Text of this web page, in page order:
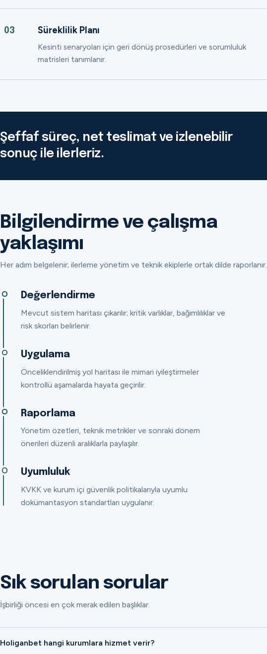
03 Süreklilik Planı
Kesinti senaryoları için geri dönüş prosedürleri ve sorumluluk
matrisleri tanımlanır.
Şeffaf süreç, net teslimat ve izlenebilir
sonuç ile ilerleriz.
Bilgilendirme ve çalışma
yaklaşımı
Her adım belgelenir; ilerleme yönetim ve teknik ekiplerle ortak dilde raporlanır.
Değerlendirme
Mevcut sistem haritası çıkarılır; kritik varlıklar, bağımlılıklar ve
risk skorları belirlenir.
Uygulama
Önceliklendirilmiş yol haritası ile mimari iyileştirmeler
kontrollü aşamalarda hayata geçirilir.
Raporlama
Yönetim özetleri, teknik metrikler ve sonraki dönem
önerileri düzenli aralıklarla paylaşılır.
Uyumluluk
KVKK ve kurum içi güvenlik politikalarıyla uyumlu
dokümantasyon standartları uygulanır.
Sık sorulan sorular
İşbirliği öncesi en çok merak edilen başlıklar.
Holiganbet hangi kurumlara hizmet verir?